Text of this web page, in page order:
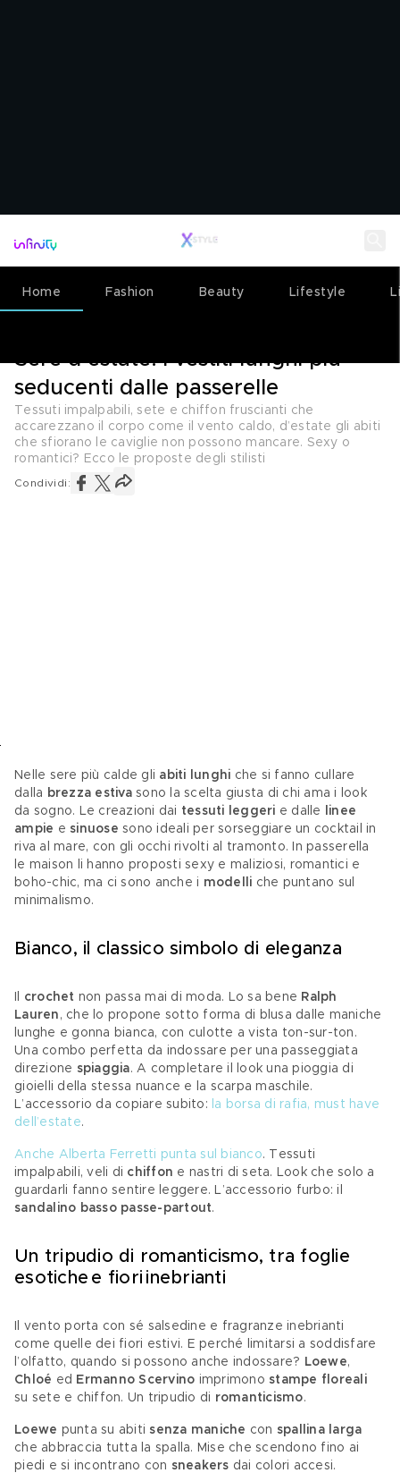
Home Fashion Beauty Lifestyle
Sere d’estate: i vestiti lunghi più
seducenti dalle passerelle
Tessuti impalpabili, sete e chiffon fruscianti che
accarezzano il corpo come il vento caldo, d’estate gli abiti
che sfiorano le caviglie non possono mancare. Sexy o
romantici? Ecco le proposte degli stilisti
Condividi:
Nelle sere più calde gli abiti lunghi che si fanno cullare
dalla brezza estiva sono la scelta giusta di chi ama i look
da sogno. Le creazioni dai tessuti leggeri e dalle
linee
ampie e sinuose sono ideali per sorseggiare un cocktail in
riva al mare, con gli occhi rivolti al tramonto. In passerella
le maison li hanno proposti sexy e maliziosi, romantici e
boho-chic, ma ci sono anche i modelli che puntano sul
minimalismo.
Bianco, il classico simbolo di eleganza
crochet non passa mai di moda. Lo sa bene Ralph
Lauren , che lo propone sotto forma di blusa dalle maniche
lunghe e gonna bianca, con culotte a vista ton-sur-ton.
Una combo perfetta da indossare per una passeggiata
direzione spiaggia. A completare il look una pioggia di
gioielli della stessa nuance e la scarpa maschile.
L’accessorio da copiare subito: la borsa di rafia, must have
dell’estate.
Anche Alberta Ferretti punta sul bianco. Tessuti
impalpabili, veli di chiffon e nastri di seta. Look che solo a
guardarli fanno sentire leggere. L’accessorio furbo: il
sandalino basso passe-partout.
Un tripudio di romanticismo, tra foglie
esotiche e fiori inebrianti
Il vento porta con sé salsedine e fragranze inebrianti
come quelle dei fiori estivi. E perché limitarsi a soddisfare
l’olfatto, quando si possono anche indossare? Loewe,
Chloé ed Ermanno Scervino imprimono stampe floreali
su sete e chiffon. Un tripudio di romanticismo.
Loewe punta su abiti senza maniche con spallina larga
che abbraccia tutta la spalla. Mise che scendono fino ai
piedi e si incontrano con sneakers dai colori accesi.